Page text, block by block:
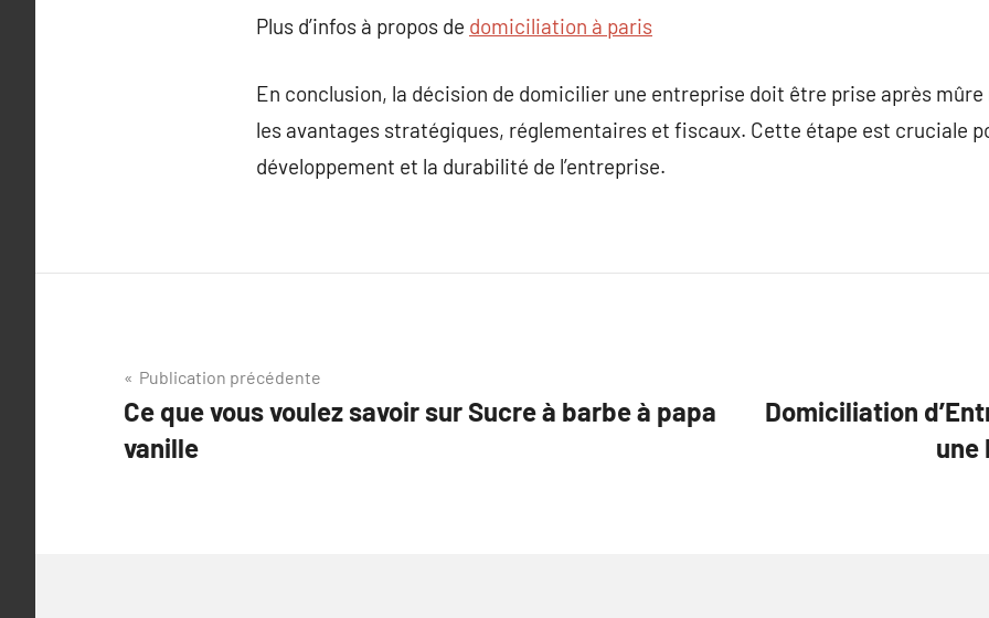
Plus d’infos à propos de domiciliation à paris
En conclusion, la décision de domicilier une entreprise doit être prise après
les avantages stratégiques, réglementaires et fiscaux. Cette étape est cruciale
développement et la durabilité de l’entreprise.
Navigation
de
l’article
Publication précédente
Ce que vous voulez savoir sur Sucre à barbe à papa
vanille
Domiciliation
une